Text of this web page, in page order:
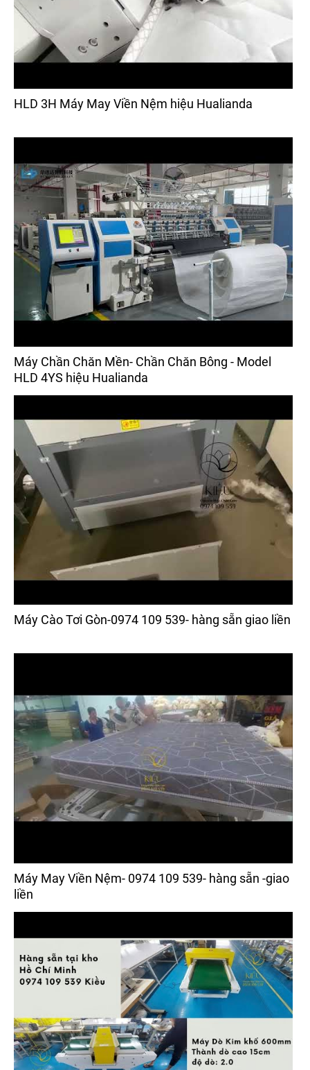
HLD 3H Máy May Viền Nệm hiệu Hualianda
Máy Chần Chăn Mền- Chần Chăn Bông - Model
HLD 4YS hiệu Hualianda
Máy Cào Tơi Gòn-0974 109 539- hàng sẵn giao liền
Máy May Viền Nệm- 0974 109 539- hàng sẵn -giao
liền